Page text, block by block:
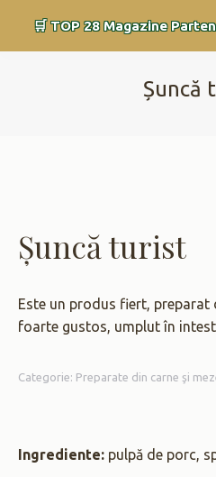
🛒 TOP 28 Magazine
Șuncă
Șuncă turist
Este un produs fiert, preparat
foarte gustos, umplut în
Categorie: Preparate din carne şi
Ingrediente: pulpă de porc,